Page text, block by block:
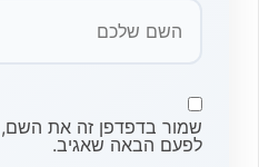
שמור בדפדפן זה את השם,
לפעם הבאה שאגיב.